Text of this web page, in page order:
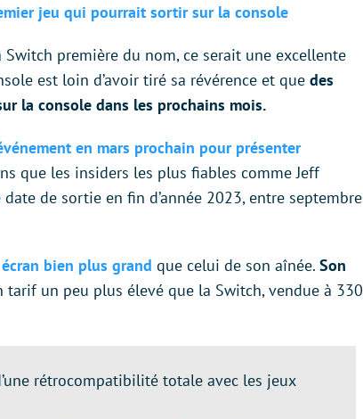
jeu qui pourrait sortir sur la console
première du nom, ce serait une excellente
est loin d’avoir tiré sa révérence et que des
la console dans les prochains mois.
en mars prochain pour présenter
que les insiders les plus fiables comme Jeff
de sortie en fin d’année 2023, entre septembre
bien plus grand que celui de son aînée. Son
tarif un peu plus élevé que la Switch, vendue à 330
rétrocompatibilité totale avec les jeux